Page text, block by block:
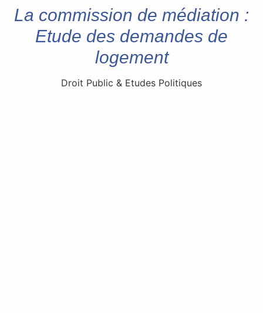
La commission de médiation :
Etude des demandes de
logement
Droit Public & Etudes Politiques